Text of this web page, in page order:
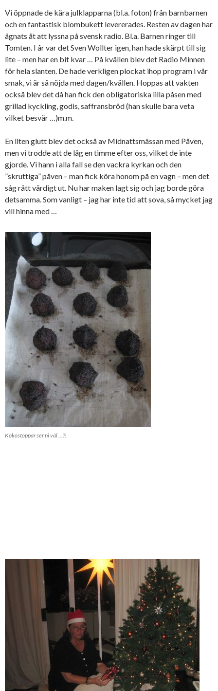
Vi öppnade de kära julklapparna (bl.a. foton) från barnbarnen
och en fantastisk blombukett levererades. Resten av dagen har
ägnats åt att lyssna på svensk radio. Bl.a. Barnen ringer till
Tomten. I år var det Sven Wollter igen, han hade skärpt till sig
lite – men har en bit kvar … På kvällen blev det Radio Minnen
för hela slanten. De hade verkligen plockat ihop program i vår
smak, vi är så nöjda med dagen/kvällen. Hoppas att vakten
också blev det då han fick den obligatoriska lilla påsen med
grillad kyckling, godis, saffransbröd (han skulle bara veta
vilket besvär …)m.m.
En liten glutt blev det också av Midnattsmässan med Påven,
men vi trodde att de låg en timme efter oss, vilket de inte
gjorde. Vi hann i alla fall se den vackra kyrkan och den
”skruttiga” påven – man fick köra honom på en vagn – men det
såg rätt värdigt ut. Nu har maken lagt sig och jag borde göra
detsamma. Som vanligt – jag har inte tid att sova, så mycket jag
vill hinna med …
Kokostoppar ser ni väl …?!